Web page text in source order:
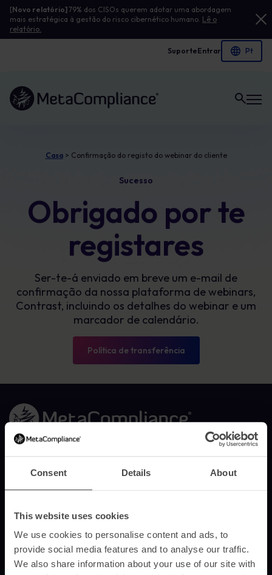
Consent Details About
This website uses cookies
We use cookies to personalise content and ads, to
provide social media features and to analyse our traffic.
We also share information about your use of our site with
[Novo relatório]79% dos CISOs querem adotar uma abordagem
mais estratégica à gestão do risco cibernético humano. Lê o
relatório.
SuporteEntrar
Ligação à página inicial
Casa> Confirmação do registo do webinar do cliente
Sucesso
Obrigado por te
registares
Ser-te-á enviado em breve um e-mail de
confirmação da nossa plataforma de webinars,
Contrast, incluindo os detalhes do webinar e um
marcador de calendário.
Política de transferência
Ligação à página inicial
A MetaCompliance disponibiliza às empresas e organizações
formações em consciencialização para a segurança, eficazes,
personalizadas e mensuráveis.
Solicitar demonstração